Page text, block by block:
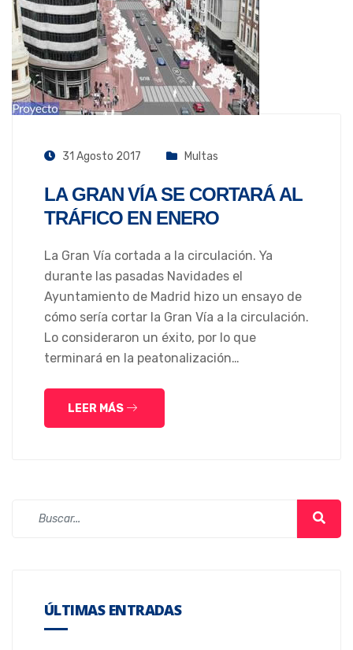
31 Agosto 2017 Multas
LA GRAN VÍA SE CORTARÁ AL
TRÁFICO EN ENERO
La Gran Vía cortada a la circulación. Ya
durante las pasadas Navidades el
Ayuntamiento de Madrid hizo un ensayo de
cómo sería cortar la Gran Vía a la circulación.
Lo consideraron un éxito, por lo que
terminará en la peatonalización…
LEER MÁS
ÚLTIMAS ENTRADAS